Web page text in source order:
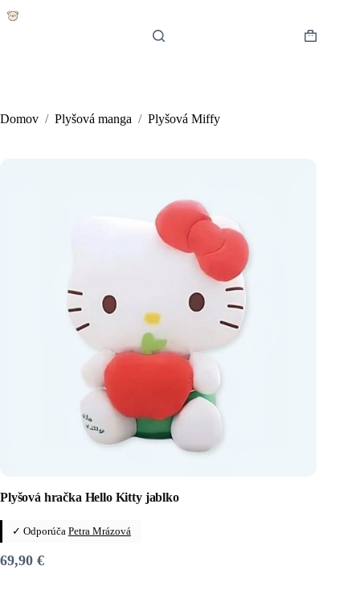
to
Shopping
Domov / Plyšová manga / Plyšová Miffy
Plyšová hračka Hello Kitty jablko
✓ Odporúča Petra Mrázová
69,90 €